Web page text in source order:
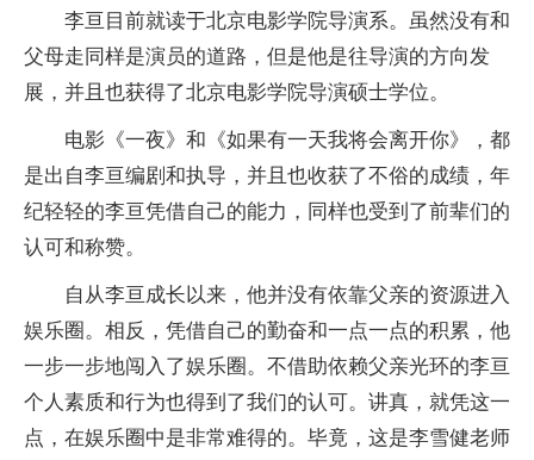
李亘目前就读于北京电影学院导演系。虽然没有和
父母走同样是演员的道路，但是他是往导演的方向发
展，并且也获得了北京电影学院导演硕士学位。
电影《一夜》和《如果有一天我将会离开你》，都
是出自李亘编剧和执导，并且也收获了不俗的成绩，年
纪轻轻的李亘凭借自己的能力，同样也受到了前辈们的
认可和称赞。
自从李亘成长以来，他并没有依靠父亲的资源进入
娱乐圈。相反，凭借自己的勤奋和一点一点的积累，他
一步一步地闯入了娱乐圈。不借助依赖父亲光环的李亘
个人素质和行为也得到了我们的认可。讲真，就凭这一
点，在娱乐圈中是非常难得的。毕竟，这是李雪健老师